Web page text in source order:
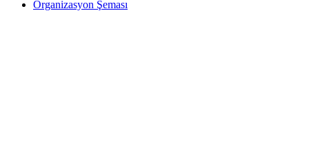
Organizasyon Şeması